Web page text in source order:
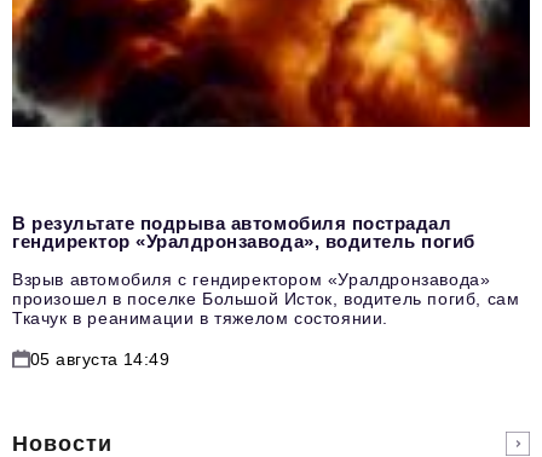
В результате подрыва автомобиля пострадал
гендиректор «Уралдронзавода», водитель погиб
Взрыв автомобиля с гендиректором «Уралдронзавода»
произошел в поселке Большой Исток, водитель погиб, сам
Ткачук в реанимации в тяжелом состоянии.
05 августа 14:49
Новости